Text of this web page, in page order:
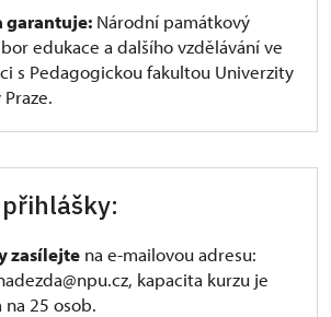
garantuje: Národní památkový
edukace a dalšího vzdělávání ve
s Pedagogickou fakultou Univerzity
zasílejte na e-mailovou adresu:
kapacita kurzu je
na 25 osob.